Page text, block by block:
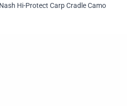
Nash Hi-Protect Carp Cradle Camo